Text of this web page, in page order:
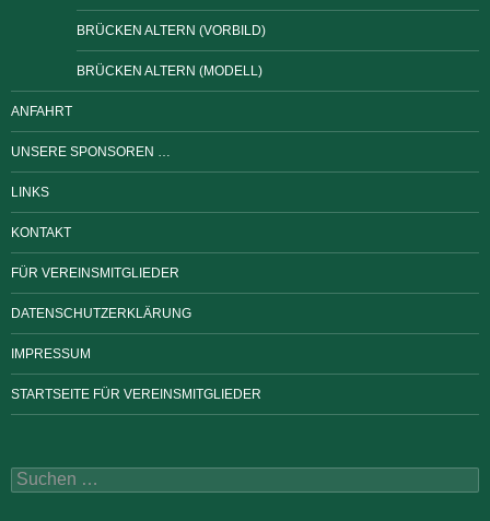
BRÜCKEN ALTERN (VORBILD)
BRÜCKEN ALTERN (MODELL)
ANFAHRT
UNSERE SPONSOREN …
LINKS
KONTAKT
FÜR VEREINSMITGLIEDER
DATENSCHUTZERKLÄRUNG
IMPRESSUM
STARTSEITE FÜR VEREINSMITGLIEDER
Suchen
nach: